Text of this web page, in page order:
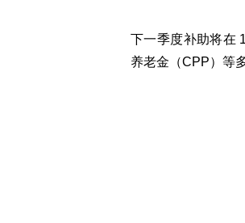
下一季度补助将在
养老金（CPP）等